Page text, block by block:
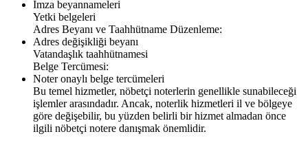
İmza beyannameleri
Yetki belgeleri
Adres Beyanı ve Taahhütname Düzenleme:
Adres değişikliği beyanı
Vatandaşlık taahhütnamesi
Belge Tercümesi:
Noter onaylı belge tercümeleri
Bu temel hizmetler, nöbetçi noterlerin genellikle sunabileceği
işlemler arasındadır. Ancak, noterlik hizmetleri il ve bölgeye
göre değişebilir, bu yüzden belirli bir hizmet almadan önce
ilgili nöbetçi notere danışmak önemlidir.